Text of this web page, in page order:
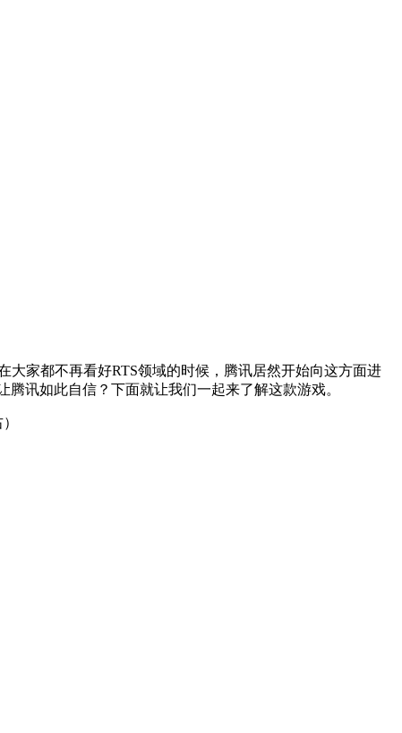
大家都不再看好RTS领域的时候，腾讯居然开始向这方面进
讯如此自信？下面就让我们一起来了解这款游戏。